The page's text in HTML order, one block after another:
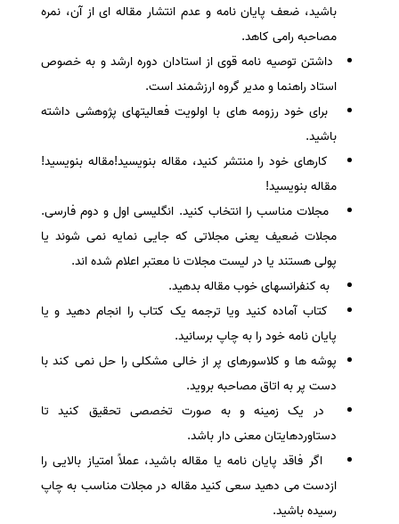
باشید، ضعف پایان نامه و عدم انتشار مقاله ای از آن، نمره
مصاحبه رامی کاهد.
داشتن توصیه نامه قوی از استادان دوره ارشد و به خصوص
استاد راهنما و مدیر گروه ارزشمند است.
برای خود رزومه های با اولویت فعالیتهای پژوهشی داشته
باشید.
کارهای خود را منتشر کنید، مقاله بنویسید!مقاله بنویسید!
مقاله بنویسید!
مجلات مناسب را انتخاب کنید. انگلیسی اول و دوم فارسی.
مجلات ضعیف یعنی مجلاتی که جایی نمایه نمی شوند یا
پولی هستند یا در لیست مجلات نا معتبر اعلام شده اند.
به کنفرانسهای خوب مقاله بدهید.
کتاب آماده کنید ویا ترجمه یک کتاب را انجام دهید و یا
پایان نامه خود را به چاپ برسانید.
پوشه ها و کلاسورهای پر از خالی مشکلی را حل نمی کند با
دست پر به اتاق مصاحبه بروید.
در یک زمینه و به صورت تخصصی تحقیق کنید تا
دستاوردهایتان معنی دار باشد.
اگر فاقد پایان نامه یا مقاله باشید، عملاً امتیاز بالایی را
ازدست می دهید سعی کنید مقاله در مجلات مناسب به چاپ
رسیده باشید.